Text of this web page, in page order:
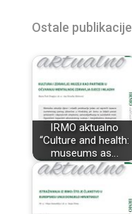
Ostale publikacije
IRMO aktualno
“Culture and health:
museums as…